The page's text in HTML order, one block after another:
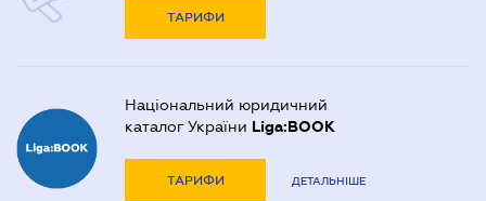
ТАРИФИ
Національний юридичний
каталог України Liga:BOOK
ТАРИФИ ДЕТАЛЬНІШЕ